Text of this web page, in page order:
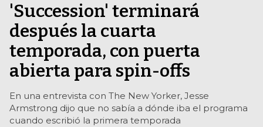
'Succession' terminará
después la cuarta
temporada, con puerta
abierta para spin-offs
En una entrevista con The New Yorker, Jesse
Armstrong dijo que no sabía a dónde iba el programa
cuando escribió la primera temporada